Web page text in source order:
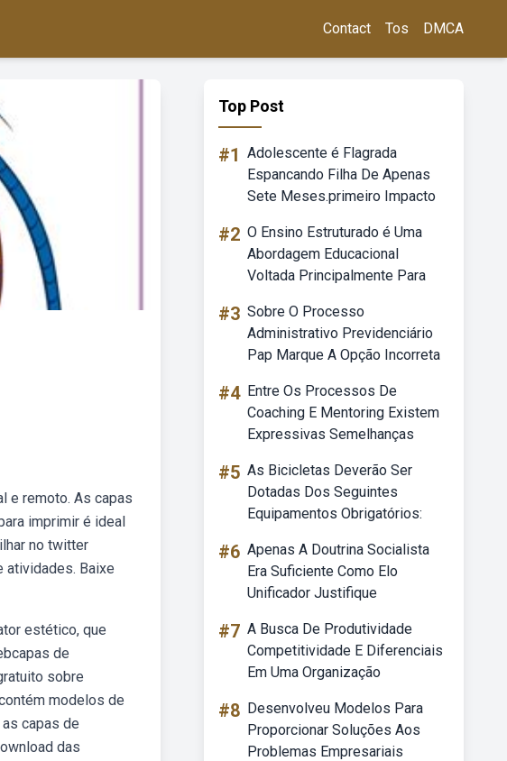
Contact Tos DMCA
e remoto. As capas
imprimir é ideal
no twitter
atividades. Baixe
estético, que
de
sobre
modelos de
capas de
das
Top Post
#1 Adolescente é Flagrada
Espancando Filha De Apenas
Sete Meses.primeiro Impacto
#2 O Ensino Estruturado é Uma
Abordagem Educacional
Voltada Principalmente Para
#3 Sobre O Processo
Administrativo Previdenciário
Pap Marque A Opção Incorreta
#4 Entre Os Processos De
Coaching E Mentoring Existem
Expressivas Semelhanças
#5 As Bicicletas Deverão Ser
Dotadas Dos Seguintes
Equipamentos Obrigatórios:
#6 Apenas A Doutrina Socialista
Era Suficiente Como Elo
Unificador Justifique
#7 A Busca De Produtividade
Competitividade E Diferenciais
Em Uma Organização
#8 Desenvolveu Modelos Para
Proporcionar Soluções Aos
Problemas Empresariais